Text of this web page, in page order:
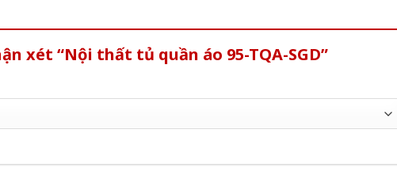
xét “Nội thất tủ quần áo 95-TQA-SGD”